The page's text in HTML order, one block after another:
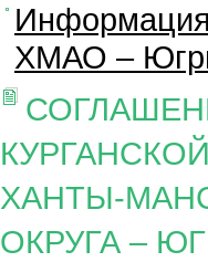
Информация
ХМАО –
ХАНТЫ-
ОКРУГА –